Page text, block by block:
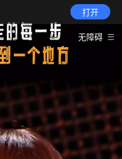
打开
无障碍